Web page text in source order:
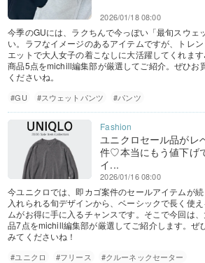
2026/01/18 08:00
今季のGUには、ラクちんで今っぽい「最旬スウェ
い。ラフなイメージのあるアイテムですが、トレ
エットで大人女子の着こなしに大活躍してくれま
商品5点をmichill編集部が厳選してご紹介。ぜひお
くださいね。
#GU #スウェットパンツ #パンツ
ユニクロセール品がレ
件♡本当にもう値下げ
イ...
2026/01/16 08:00
今ユニクロでは、即カゴ案件のセールアイテムが
入れられる旬デザインから、ベーシックで長く使
ムがお得に手に入るチャンスです。そこで今回は
品7点をmichill編集部が厳選してご紹介します。ぜ
みてくださいね！
#ユニクロ #フリース #クルーネックセーター